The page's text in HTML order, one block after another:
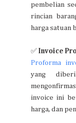
pembelian
rincian
harga satuan
✅ Invoice
Proforma
yang
invoice ini
harga, dan